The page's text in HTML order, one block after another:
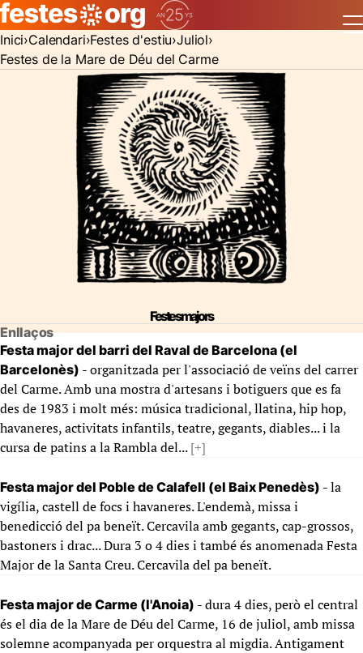
Inici Calendari Festes d'estiu Juliol
Festes de la Mare de Déu del Carme
Festes majors
Enllaços
Festa major del barri del Raval de Barcelona (el
Barcelonès) - organitzada per l'associació de veïns del carrer
del Carme. Amb una mostra d'artesans i botiguers que es fa
des de 1983 i molt més: música tradicional, llatina, hip hop,
havaneres, activitats infantils, teatre, gegants, diables... i la
cursa de patins a la Rambla del...[+]
Festa major del Poble de Calafell (el Baix Penedès) - la
vigília, castell de focs i havaneres. L'endemà, missa i
benedicció del pa beneït. Cercavila amb gegants, cap-grossos,
bastoners i drac... Dura 3 o 4 dies i també és anomenada Festa
Major de la Santa Creu. Cercavila del pa beneït.
Festa major de Carme (l'Anoia) - dura 4 dies, però el central
és el dia de la Mare de Déu del Carme, 16 de juliol, amb missa
solemne acompanyada per orquestra al migdia. Antigament